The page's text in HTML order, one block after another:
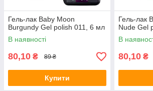
Гель-лак Baby Moon
Burgundy Gel polish 011, 6 мл
В наявності
80,10 ₴ 89 ₴
Купити
Гель-лак
Nude Gel
В
80,10 ₴